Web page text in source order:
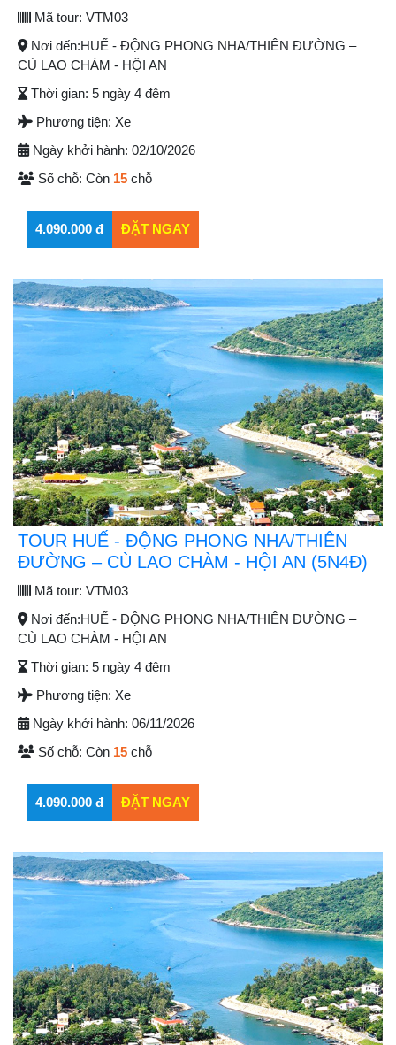
Mã tour: VTM03
Nơi đến:HUẾ - ĐỘNG PHONG NHA/THIÊN ĐƯỜNG –
CÙ LAO CHÀM - HỘI AN
Thời gian: 5 ngày 4 đêm
Phương tiện: Xe
Ngày khởi hành: 02/10/2026
Số chỗ: Còn 15 chỗ
TOUR HUẾ - ĐỘNG PHONG NHA/THIÊN
ĐƯỜNG – CÙ LAO CHÀM - HỘI AN (5N4Đ)
Mã tour: VTM03
Nơi đến:HUẾ - ĐỘNG PHONG NHA/THIÊN ĐƯỜNG –
CÙ LAO CHÀM - HỘI AN
Thời gian: 5 ngày 4 đêm
Phương tiện: Xe
Ngày khởi hành: 06/11/2026
Số chỗ: Còn 15 chỗ